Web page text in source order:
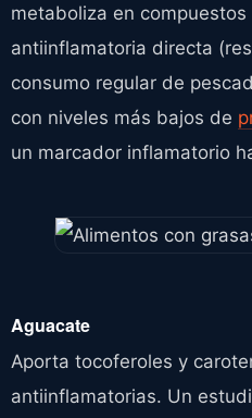
metaboliza en compuestos
antiinflamatoria directa
consumo regular de
con niveles más bajos de
un marcador inflamatorio
Aguacate
Aporta tocoferoles y
antiinflamatorias. Un